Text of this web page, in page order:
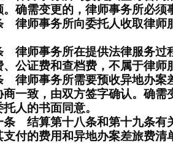
确需变更的，律师事务所必须
律师事务所向委托人收取律师
律师事务所在提供法律服务过
公证费和查档费，不属于律师
律师事务所需要预收异地办案
商一致，由双方签字确认。确
人的书面同意。
条 结算第十八条和第十九条有
付的费用和异地办案差旅费清